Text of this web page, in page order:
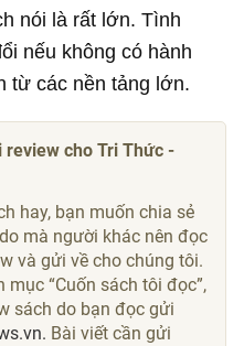
nói là rất lớn. Tình
nếu không có hành
từ các nền tảng lớn.
cho Tri Thức -
hay, bạn muốn chia sẻ
mà người khác nên đọc
và gửi về cho chúng tôi.
“Cuốn sách tôi đọc”,
sách do bạn đọc gửi
Bài viết cần gửi